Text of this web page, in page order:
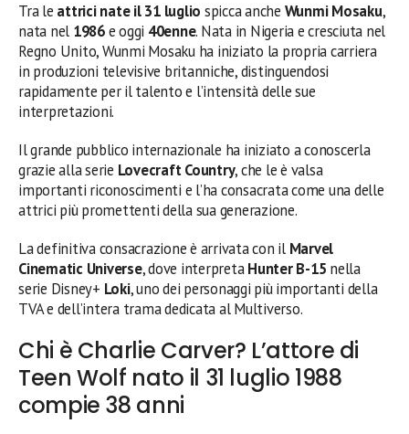
Tra le attrici nate il 31 luglio spicca anche Wunmi Mosaku,
nata nel 1986e oggi 40enne. Nata in Nigeria e cresciuta nel
Regno Unito, Wunmi Mosaku ha iniziato la propria carriera
in produzioni televisive britanniche, distinguendosi
rapidamente per il talento e l’intensità delle sue
interpretazioni.
Il grande pubblico internazionale ha iniziato a conoscerla
grazie alla serie Lovecraft Country, che le è valsa
importanti riconoscimenti e l’ha consacrata come una delle
attrici più promettenti della sua generazione.
La definitiva consacrazione è arrivata con il Marvel
Cinematic Universe, dove interpretaHunter B-15 nella
serie Disney+ Loki, uno dei personaggi più importanti della
TVA e dell’intera trama dedicata al Multiverso.
Chi è Charlie Carver? L’attore di
Teen Wolf nato il 31 luglio 1988
compie 38 anni